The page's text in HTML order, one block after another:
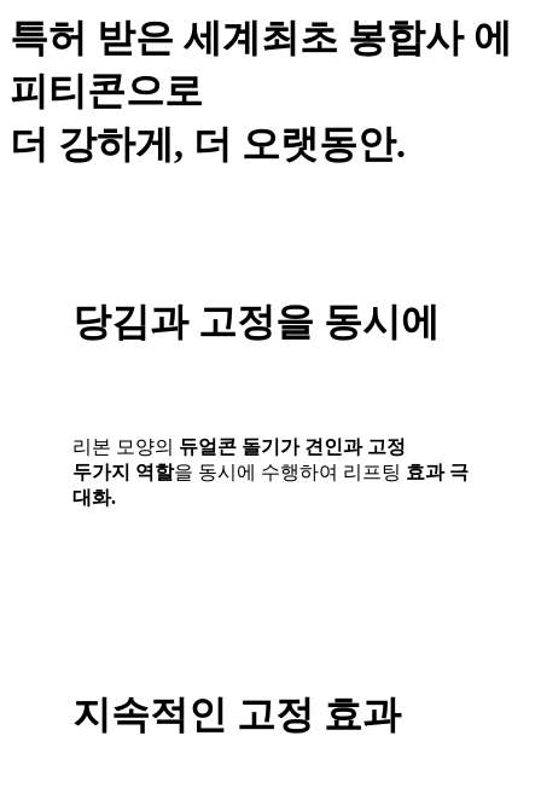
특허 받은 세계최초 봉합사 에
피티콘으로
더 강하게, 더 오랫동안.
당김과 고정을 동시에
리본 모양의 듀얼콘 돌기가 견인과 고정
두가지 역할을 동시에 수행하여 리프팅 효과 극
대화.
지속적인 고정 효과